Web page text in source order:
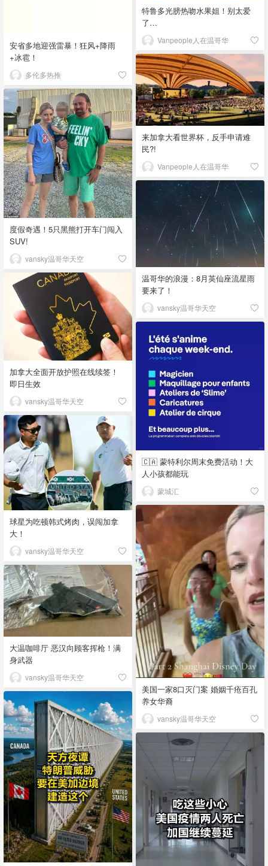
安省多地迎强雷暴！狂风+降雨
+冰雹！
多伦多热推
特鲁多光膀热吻水果姐！别太爱
了…
Vanpeople人在温哥华
来加拿大看世界杯，反手申请难
民?!
Vanpeople人在温哥华
度假奇遇！5只黑熊打开车门闯入
SUV!
vansky温哥华天空
温哥华的浪漫：8月英仙座流星雨
要来了！
vansky温哥华天空
加拿大全面开放护照在线续签！
即日生效
vansky温哥华天空
🇨🇦 蒙特利尔周末免费活动！大
人小孩都能玩
蒙城汇
球星为吃顿韩式烤肉，误闯加拿
大！
vansky温哥华天空
美国一家8口灭门案 婚姻千疮百孔
养女华裔
vansky温哥华天空
大温咖啡厅 恶汉向顾客挥枪！满
身武器
vansky温哥华天空